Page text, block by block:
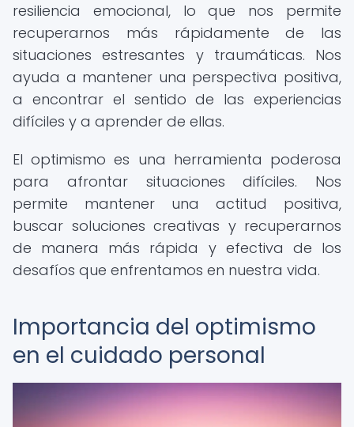
resiliencia emocional, lo que nos permite
recuperarnos más rápidamente de las
situaciones estresantes y traumáticas. Nos
ayuda a mantener una perspectiva positiva,
a encontrar el sentido de las experiencias
difíciles y a aprender de ellas.
El optimismo es una herramienta poderosa
para afrontar situaciones difíciles. Nos
permite mantener una actitud positiva,
buscar soluciones creativas y recuperarnos
de manera más rápida y efectiva de los
desafíos que enfrentamos en nuestra vida.
Importancia del optimismo
en el cuidado personal